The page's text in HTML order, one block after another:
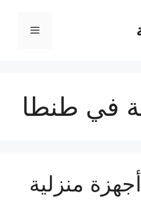
القائمة
في طنطا
منزلية